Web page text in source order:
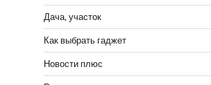
Дача, участок
Как выбрать гаджет
Новости плюс